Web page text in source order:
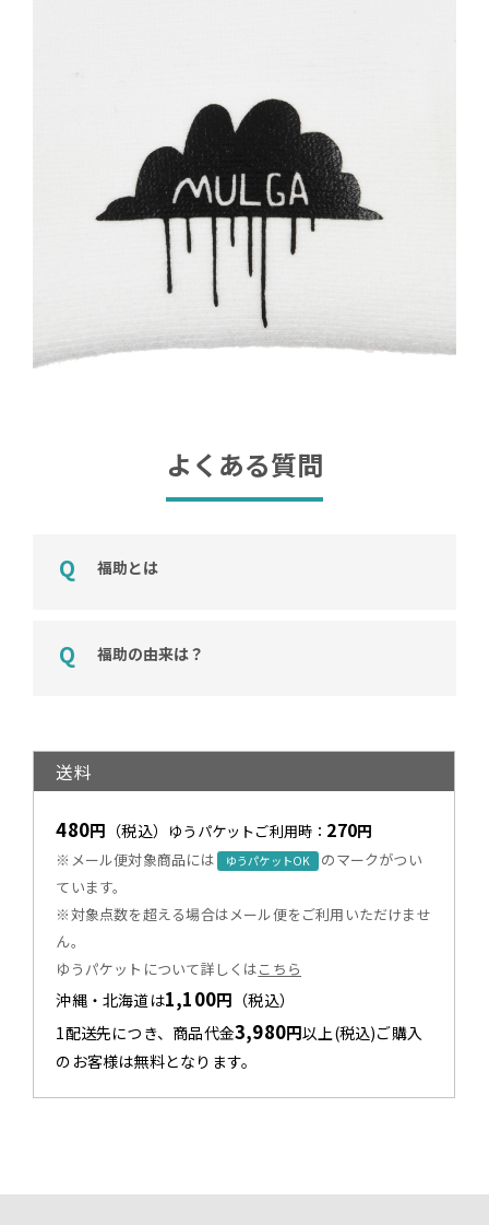
よくある質問
福助とは
福助の由来は？
送料
480円 （税込） ゆうパケットご利用時： 270円
※メール便対象商品には ゆうパケットOK
のマークがつい
ています。
※対象点数を超える場合はメール便をご利用いただけませ
ん。
ゆうパケットについて詳しくはこちら
沖縄・北海道は1,100円 （税込）
1配送先につき、商品代金3,980円以上(税込)ご購入
のお客様は無料となります。